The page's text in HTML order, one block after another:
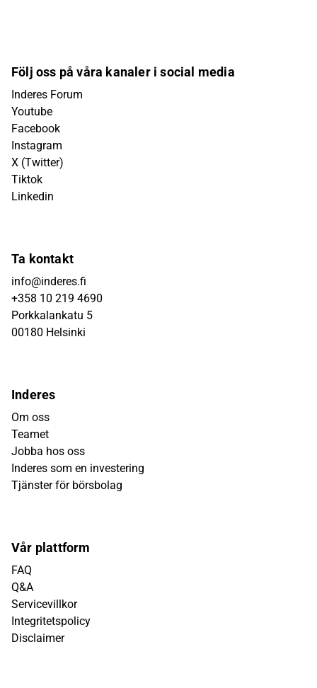
Följ oss på våra kanaler i social media
Inderes Forum
Youtube
Facebook
Instagram
X (Twitter)
Tiktok
Linkedin
Ta kontakt
info@inderes.fi
+358 10 219 4690
Porkkalankatu 5
00180 Helsinki
Inderes
Om oss
Teamet
Jobba hos oss
Inderes som en investering
Tjänster för börsbolag
Vår plattform
FAQ
Q&A
Servicevillkor
Integritetspolicy
Disclaimer